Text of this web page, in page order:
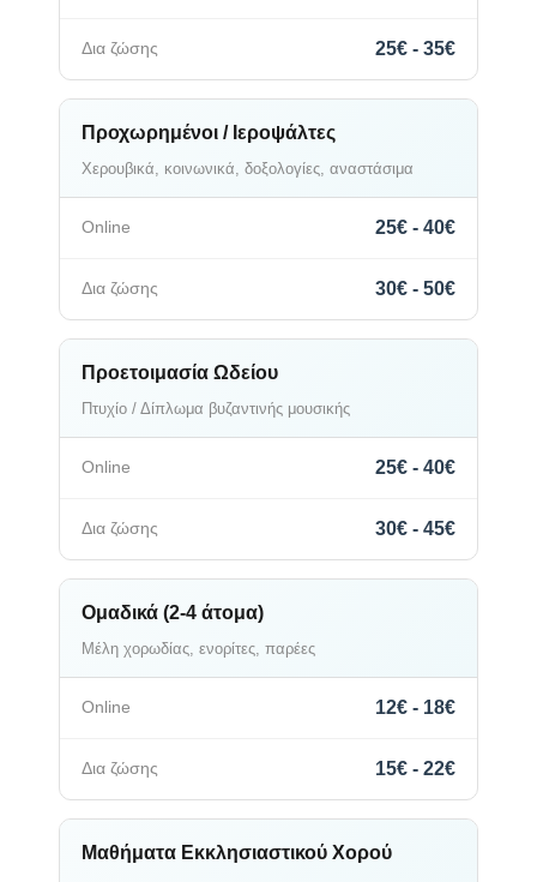
25€ - 35€
Προχωρημένοι / Ιεροψάλτες
Χερουβικά, κοινωνικά, δοξολογίες, αναστάσιμα
25€ - 40€
30€ - 50€
Προετοιμασία Ωδείου
Πτυχίο / Δίπλωμα βυζαντινής μουσικής
25€ - 40€
30€ - 45€
Ομαδικά (2-4 άτομα)
Μέλη χορωδίας, ενορίτες, παρέες
12€ - 18€
15€ - 22€
Μαθήματα Εκκλησιαστικού Χορού